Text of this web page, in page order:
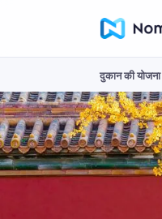
दुकान की योजना